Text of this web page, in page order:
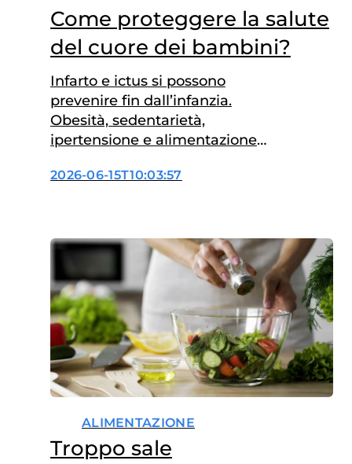
Come proteggere la salute
del cuore dei bambini?
Infarto e ictus si possono
prevenire fin dall’infanzia.
Obesità, sedentarietà,
ipertensione e alimentazione
rischio cardiovascolare nell’età
vita. Per aiutare le famiglie a
riconoscere i fattori di rischio e
adottare comportamenti
protettivi, la Società Italiana di
Pediatria (SIP) in collaborazione
con CIKAPPA,…
2026-06-15T10:03:57
ALIMENTAZIONE
Troppo sale